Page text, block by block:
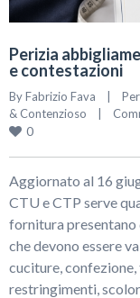
Perizia
e contestazioni
By Fabrizio Fava |
& Contenzioso
|
0
Aggiornato al 16
CTU e CTP serve
fornitura
che devono essere
cuciture, confezione,
restringimenti,